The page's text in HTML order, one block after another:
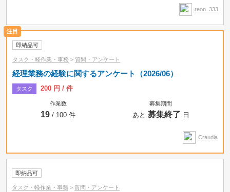
reon_333
即納品可
タスク・軽作業・事務 > 質問・アンケート
経理業務の経験に関するアンケート（2026/06）
タスク 200 円 / 件
作業数
19 / 100 件
募集期間
あと 募集終了 日
Craudia
即納品可
タスク・軽作業・事務 > 質問・アンケート